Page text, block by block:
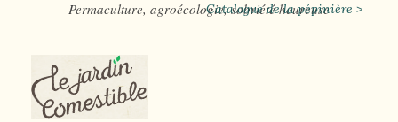
Permaculture, agroécologie, sobriété heureuse
Catalogue de la pépinière >